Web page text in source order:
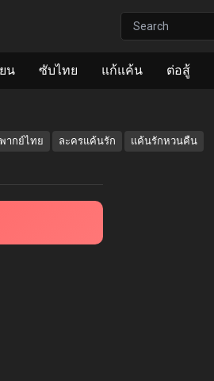
น ซับไทย แก้แค้น ต่อสู้
ากย์ไทย ละครแค้นรัก แค้นรักหวนคืน